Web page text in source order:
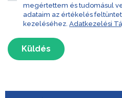
megértettem és tudomásul
adataim az értékelés
kezeléséhez. Adatkezelési
Küldés